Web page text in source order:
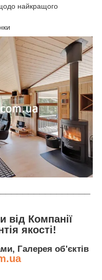
найкращого
від Компанії
якості!
Галерея об'єктів